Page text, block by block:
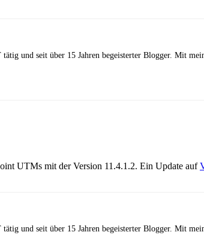
und seit über 15 Jahren begeisterter Blogger. Mit
UTMs mit der Version 11.4.1.2. Ein Update auf
und seit über 15 Jahren begeisterter Blogger. Mit